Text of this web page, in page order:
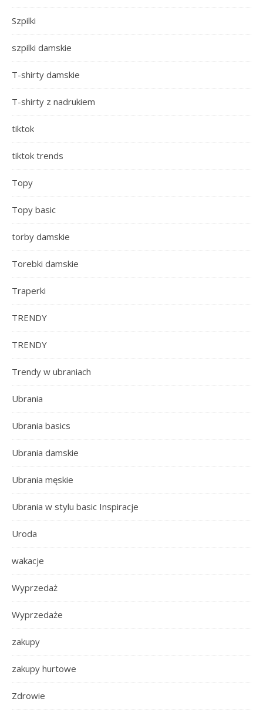
Szpilki
szpilki damskie
T-shirty damskie
T-shirty z nadrukiem
tiktok
tiktok trends
Topy
Topy basic
torby damskie
Torebki damskie
Traperki
TRENDY
TRENDY
Trendy w ubraniach
Ubrania
Ubrania basics
Ubrania damskie
Ubrania męskie
Ubrania w stylu basic Inspiracje
Uroda
wakacje
Wyprzedaż
Wyprzedaże
zakupy
zakupy hurtowe
Zdrowie